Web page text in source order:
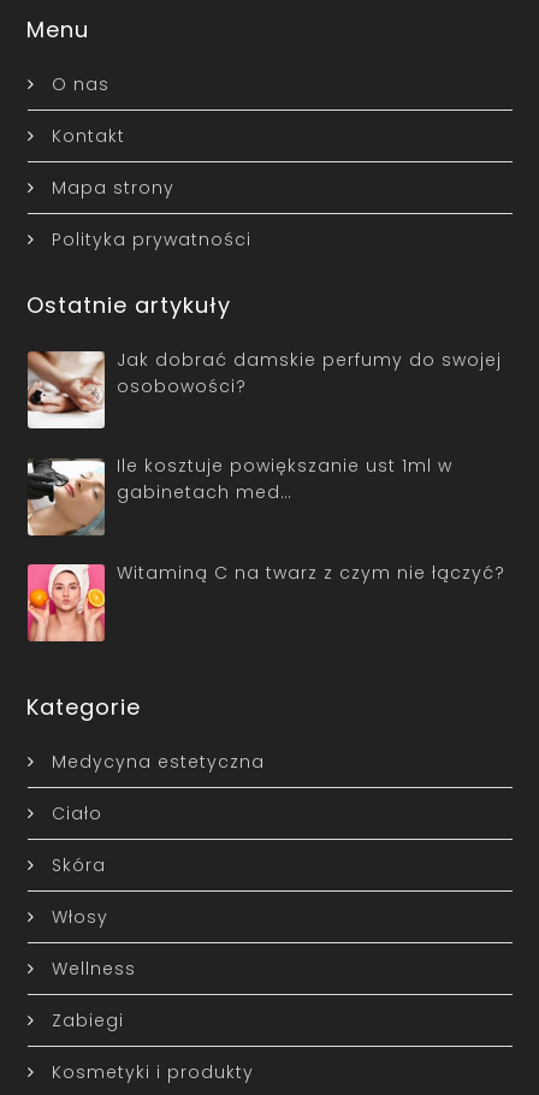
Menu
O nas
Kontakt
Mapa strony
Polityka prywatności
Ostatnie artykuły
Jak dobrać damskie perfumy do swojej
osobowości?
Ile kosztuje powiększanie ust 1ml w
gabinetach med…
Witaminą C na twarz z czym nie łączyć?
Kategorie
Medycyna estetyczna
Ciało
Skóra
Włosy
Wellness
Zabiegi
Kosmetyki i produkty